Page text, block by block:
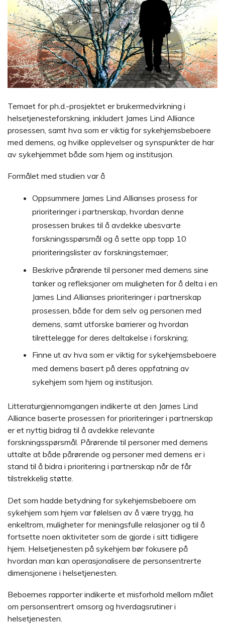
Temaet for ph.d.-prosjektet er brukermedvirkning i
helsetjenesteforskning, inkludert James Lind Alliance
prosessen, samt hva som er viktig for sykehjemsbeboere
med demens, og hvilke opplevelser og synspunkter de har
av sykehjemmet både som hjem og institusjon.
Formålet med studien var å
Oppsummere James Lind Allianses prosess for
prioriteringer i partnerskap, hvordan denne
prosessen brukes til å avdekke ubesvarte
forskningsspørsmål og å sette opp topp 10
prioriteringslister av forskningstemaer;
Beskrive pårørende til personer med demens sine
tanker og refleksjoner om muligheten for å delta i en
James Lind Allianses prioriteringer i partnerskap
prosessen, både for dem selv og personen med
demens, samt utforske barrierer og hvordan
tilrettelegge for deres deltakelse i forskning;
Finne ut av hva som er viktig for sykehjemsbeboere
med demens basert på deres oppfatning av
sykehjem som hjem og institusjon.
Litteraturgjennomgangen indikerte at den James Lind
Alliance baserte prosessen for prioriteringer i partnerskap
er et nyttig bidrag til å avdekke relevante
forskningsspørsmål. Pårørende til personer med demens
uttalte at både pårørende og personer med demens er i
stand til å bidra i prioritering i partnerskap når de får
tilstrekkelig støtte.
Det som hadde betydning for sykehjemsbeboere om
sykehjem som hjem var følelsen av å være trygg, ha
enkeltrom, muligheter for meningsfulle relasjoner og til å
fortsette noen aktiviteter som de gjorde i sitt tidligere
hjem. Helsetjenesten på sykehjem bør fokusere på
hvordan man kan operasjonalisere de personsentrerte
dimensjonene i helsetjenesten.
Beboernes rapporter indikerte et misforhold mellom målet
om personsentrert omsorg og hverdagsrutiner i
helsetjenesten.